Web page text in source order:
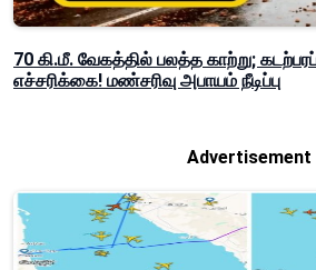
70 கி.மீ. வேகத்தில் பலத்த காற்று;
எச்சரிக்கை! மண்சரிவு அபாயம் நீடிப்பு
Advertisement